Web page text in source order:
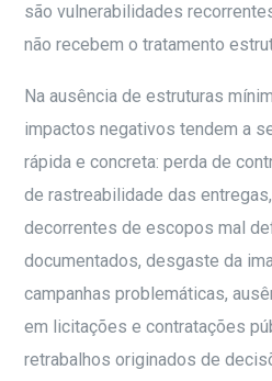
são vulnerabilidades
não recebem o tratamento
Na ausência de estruturas
impactos negativos tendem a
rápida e concreta: perda de
de rastreabilidade das
decorrentes de escopos mal
documentados, desgaste da
campanhas problemáticas,
em licitações e contratações
retrabalhos originados de